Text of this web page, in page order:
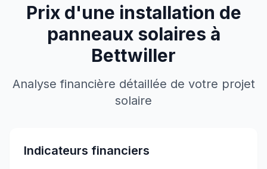
Prix d'une installation de
panneaux solaires à
Bettwiller
Analyse financière détaillée de votre projet
solaire
Indicateurs financiers